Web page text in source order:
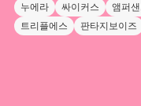
누에라
싸이커스 앰퍼
트리플에스
판타지보이즈